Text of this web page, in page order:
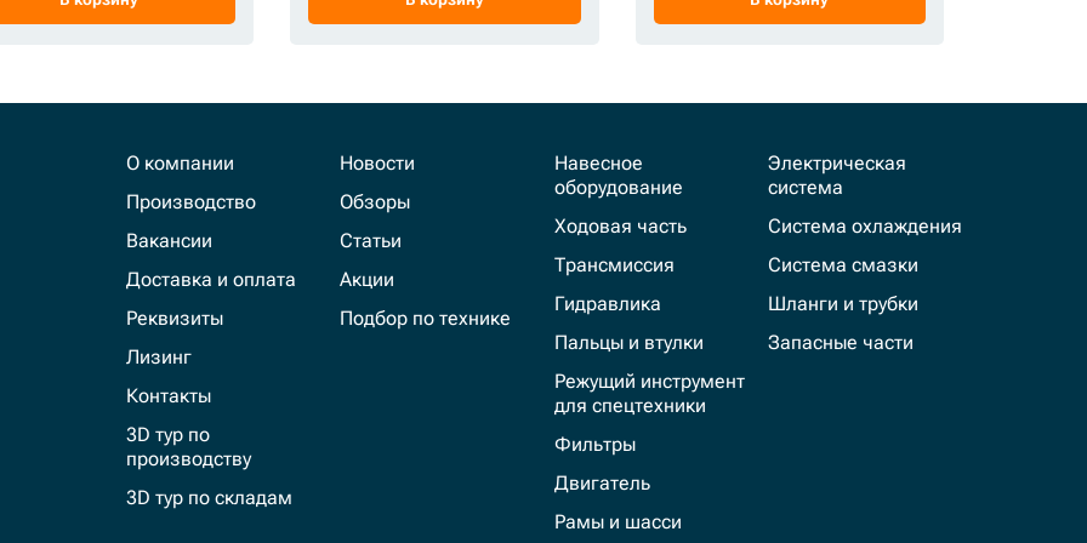
О компании
Производство
Вакансии
Доставка и оплата
Реквизиты
Лизинг
Контакты
3D тур по
производству
3D тур по складам
Новости
Обзоры
Статьи
Акции
Подбор по технике
Навесное
оборудование
Ходовая часть
Трансмиссия
Гидравлика
Пальцы и втулки
Режущий инструмент
для спецтехники
Фильтры
Двигатель
Рамы и шасси
Электрическая
система
Система охлаждения
Система смазки
Шланги и трубки
Запасные части